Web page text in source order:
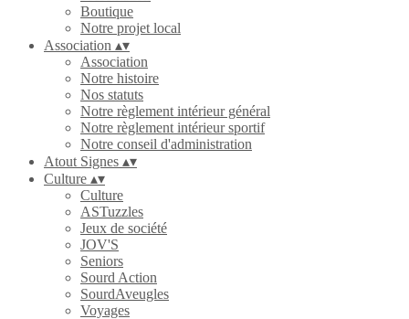
Boutique
Notre projet local
Association ▴▾
Association
Notre histoire
Nos statuts
Notre règlement intérieur général
Notre règlement intérieur sportif
Notre conseil d'administration
Atout Signes ▴▾
Culture ▴▾
Culture
ASTuzzles
Jeux de société
JOV'S
Seniors
Sourd Action
SourdAveugles
Voyages